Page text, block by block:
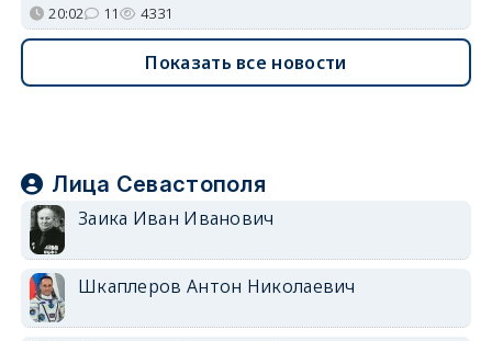
20:02 11 4331
Показать все новости
Лица Севастополя
Заика Иван Иванович
Шкаплеров Антон Николаевич